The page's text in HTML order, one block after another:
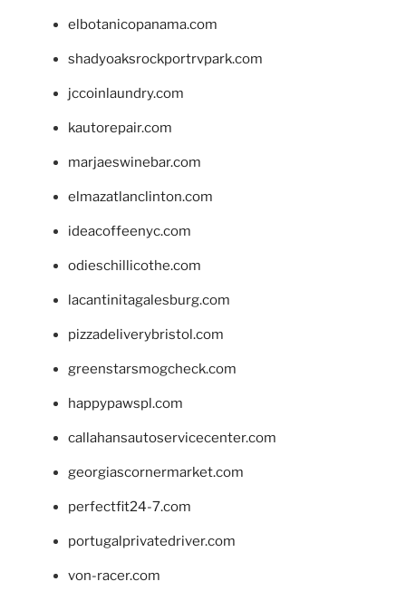
elbotanicopanama.com
shadyoaksrockportrvpark.com
jccoinlaundry.com
kautorepair.com
marjaeswinebar.com
elmazatlanclinton.com
ideacoffeenyc.com
odieschillicothe.com
lacantinitagalesburg.com
pizzadeliverybristol.com
greenstarsmogcheck.com
happypawspl.com
callahansautoservicecenter.com
georgiascornermarket.com
perfectfit24-7.com
portugalprivatedriver.com
von-racer.com